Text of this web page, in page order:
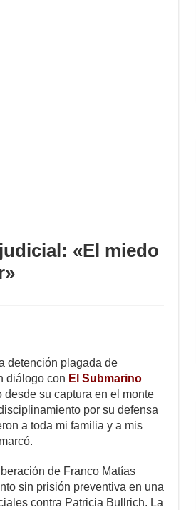
«El miedo
detención plagada de
diálogo con El Submarino
su captura en el monte
por su defensa
a toda mi familia y a mis
de Franco Matías
sin prisión preventiva en una
contra Patricia Bullrich. La